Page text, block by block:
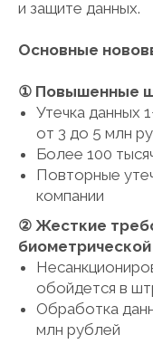
и защите данных.
Основные
① Повышенные
Утечка данных
от 3 до 5 млн
Более 100
Повторные
компании
② Жесткие
обойдется в
Обработка
млн рублей